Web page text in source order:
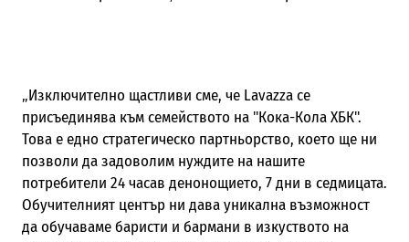
„Изключително щастливи сме, че Lavazza се
присъединява към семейството на "Кока-Кола ХБК".
Това е едно стратегическо партньорство, което ще ни
позволи да задоволим нуждите на нашите
потребители 24 часав денонощието, 7 дни в седмицата.
Обучителният център ни дава уникална възможност
да обучаваме баристи и бармани в изкуството на